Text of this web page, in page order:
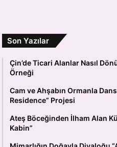
Son Yazılar
Çin’de Ticari Alanlar Nasıl
Örneği
Cam ve Ahşabın Ormanla
Residence” Projesi
Ateş Böceğinden İlham Alan
Kabin”